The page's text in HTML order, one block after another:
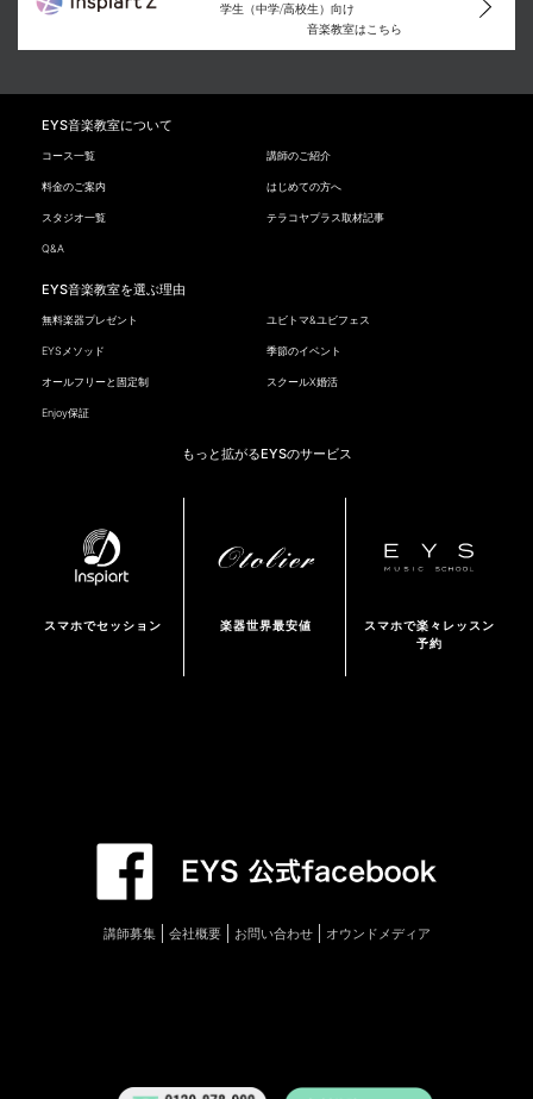
学生（中学/高校生）向け
音楽教室はこちら
EYS音楽教室について
コース一覧 講師のご紹介
料金のご案内 はじめての方へ
スタジオ一覧 テラコヤプラス取材記事
Q&A
EYS音楽教室を選ぶ理由
無料楽器プレゼント ユビトマ&ユビフェス
EYSメソッド 季節のイベント
オールフリーと固定制 スクールX婚活
Enjoy保証
もっと拡がるEYSのサービス
スマホでセッション 楽器世界最安値
スマホで楽々レッスン
予約
講師募集 会社概要 お問い合わせ オウンドメディア